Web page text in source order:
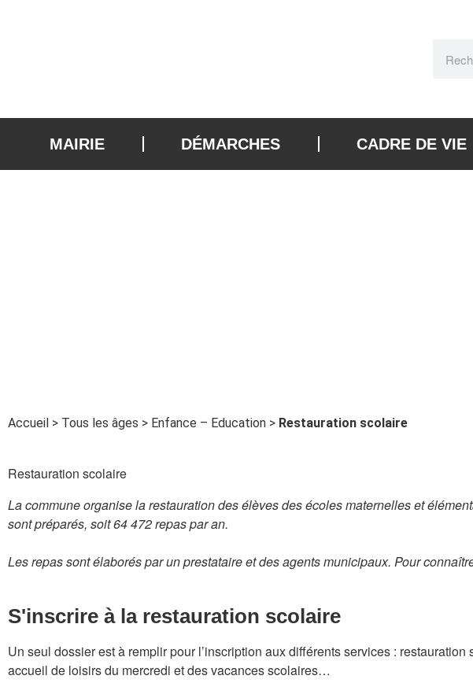
MAIRIE DÉMARCHES CADRE DE VIE
Accueil > Tous les âges > Enfance – Education > Restauration scolaire
Restauration scolaire
La commune organise la restauration des élèves des écoles maternelles et
sont préparés, soit 64 472 repas par an.
Les repas sont élaborés par un prestataire et des agents municipaux. Pour con
S'inscrire à la restauration scolaire
Un seul dossier est à remplir pour l’inscription aux différents services :
accueil de loisirs du mercredi et des vacances scolaires…